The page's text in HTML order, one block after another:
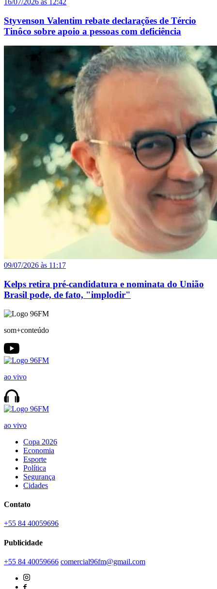
16/07/2026 às 12:42
Styvenson Valentim rebate declarações de Tércio
Tinôco sobre apoio a pessoas com deficiência
09/07/2026 às 11:17
Kelps retira pré-candidatura e nominata do União
Brasil pode, de fato, "implodir"
som+conteúdo
ao vivo
ao vivo
Copa 2026
Economia
Esporte
Política
Segurança
Cidades
Contato
+55 84 40059696
Publicidade
+55 84 40059666 comercial96fm@gmail.com